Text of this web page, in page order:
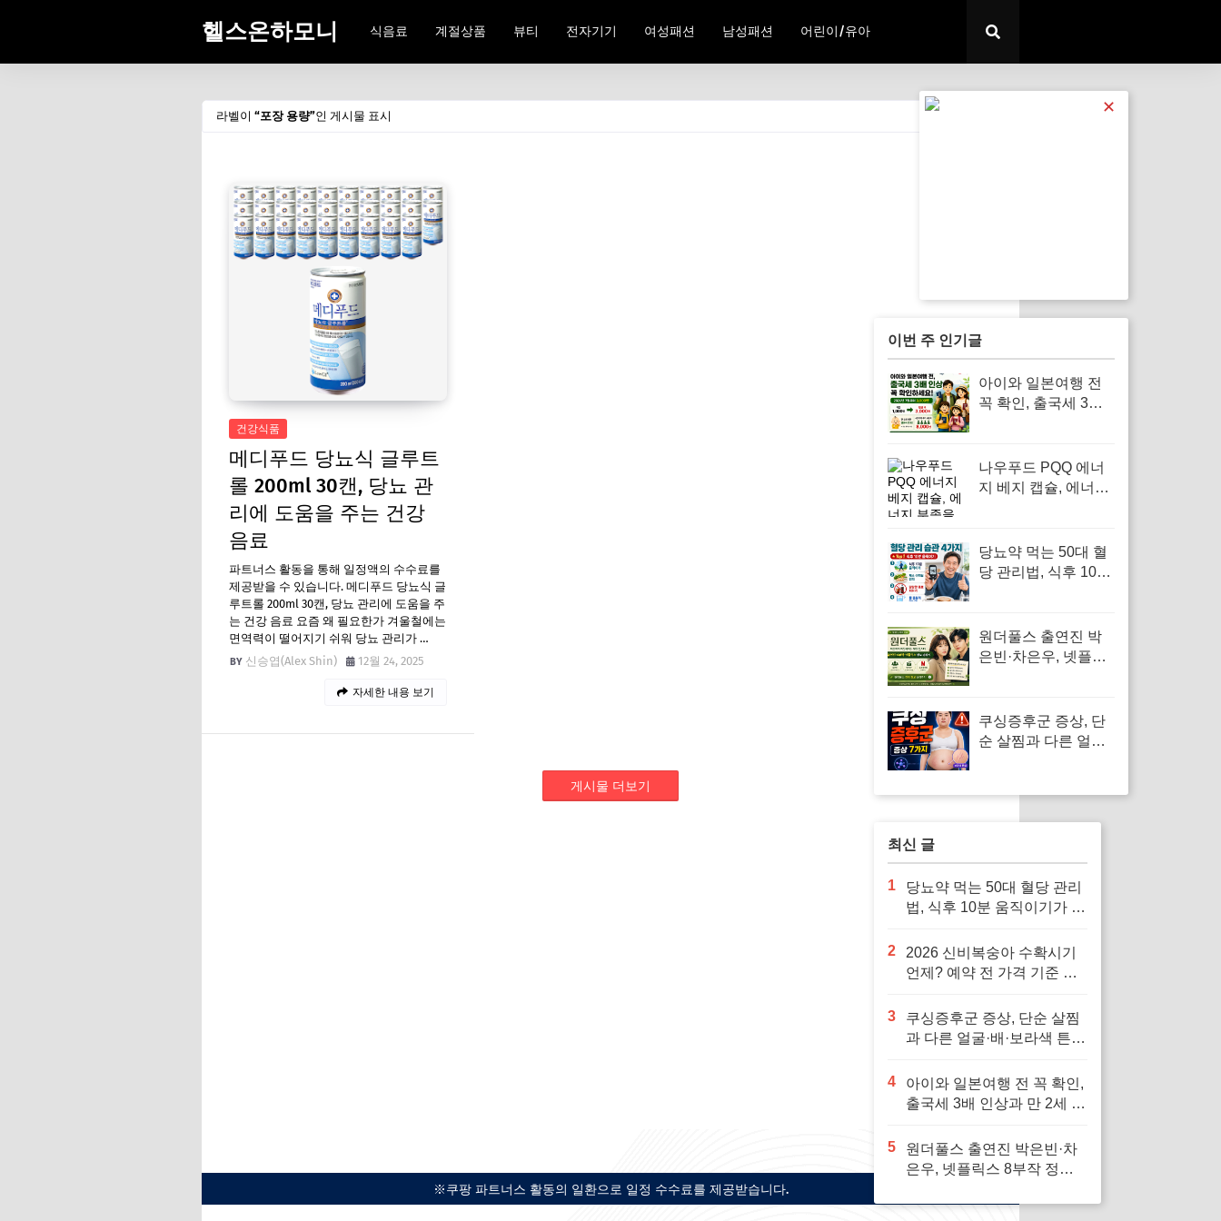
헬스온하모니 식음료 계절상품 뷰티 전자기기 여성패션 남성패션 어린이/유아
라벨이 포장 용량 인 게시물 표시
건강식품
메디푸드 당뇨식 글루트
롤 200ml 30캔, 당뇨 관
리에 도움을 주는 건강
음료
파트너스 활동을 통해 일정액의 수수료를
제공받을 수 있습니다. 메디푸드 당뇨식 글
루트롤 200ml 30캔, 당뇨 관리에 도움을 주
는 건강 음료 요즘 왜 필요한가 겨울철에는
면역력이 떨어지기 쉬워 당뇨 관리가 …
신승엽(Alex Shin)
12월 24, 2025
자세한 내용 보기
게시물 더보기
※쿠팡 파트너스 활동의 일환으로 일정 수수료를 제공받습니다.
✕
이번 주 인기글
아이와 일본여행 전
꼭 확인, 출국세 3배
나우푸드 PQQ 에너
지 베지 캡슐, 에너지
제
당뇨약 먹는 50대 혈
당 관리법, 식후 10분
원더풀스 출연진 박
은빈·차은우, 넷플릭
쿠싱증후군 증상, 단
순 살찜과 다른 얼굴·
최신 글
1
당뇨약 먹는 50대 혈당 관리
법, 식후 10분 움직이기가 답
2
2026 신비복숭아 수확시기
언제? 예약 전 가격 기준 모
3
쿠싱증후군 증상, 단순 살찜
과 다른 얼굴·배·보라색 튼살
4
아이와 일본여행 전 꼭 확인,
출국세 3배 인상과 만 2세 미
5
원더풀스 출연진 박은빈·차
은우, 넷플릭스 8부작 정보